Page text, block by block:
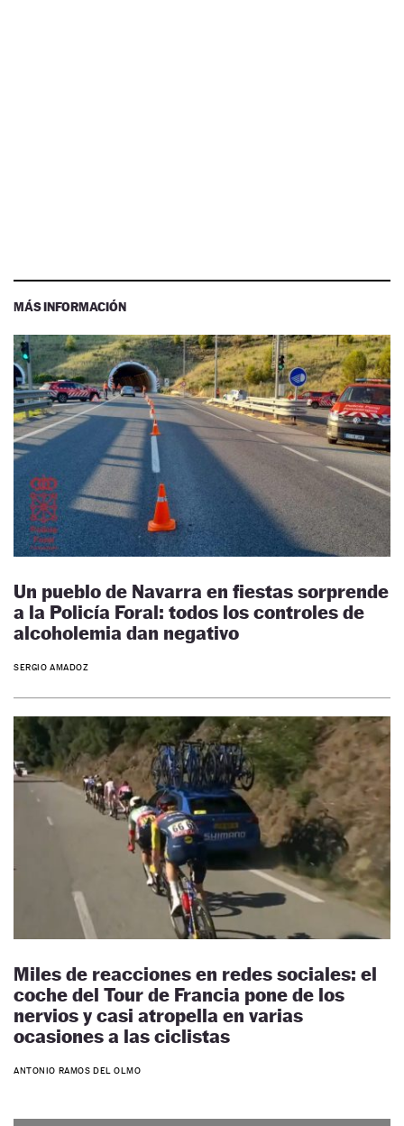
MÁS INFORMACIÓN
Un pueblo de Navarra en fiestas sorprende
a la Policía Foral: todos los controles de
alcoholemia dan negativo
SERGIO AMADOZ
Miles de reacciones en redes sociales: el
coche del Tour de Francia pone de los
nervios y casi atropella en varias
ocasiones a las ciclistas
ANTONIO RAMOS DEL OLMO